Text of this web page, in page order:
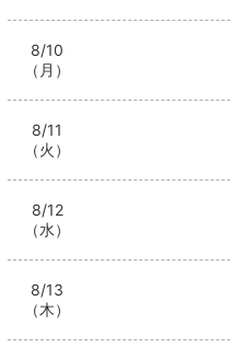
8/10
（月）
8/11
（火）
8/12
（水）
8/13
（木）